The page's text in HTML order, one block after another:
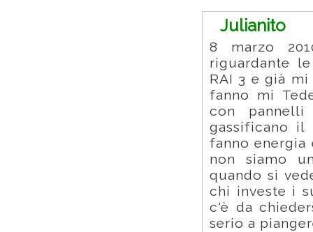
Julianito
8 marzo
riguardante
RAI 3 e già
fanno mi
con
gassificano
fanno
non siamo
quando si
chi investe i
c'è da
serio a